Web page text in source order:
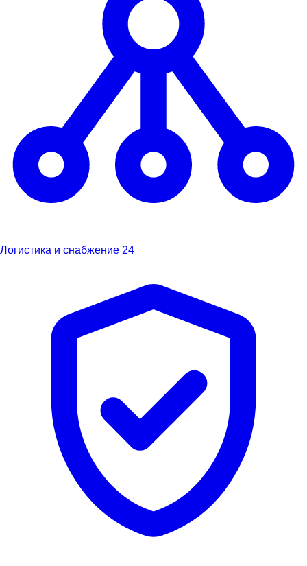
Логистика и снабжение 24